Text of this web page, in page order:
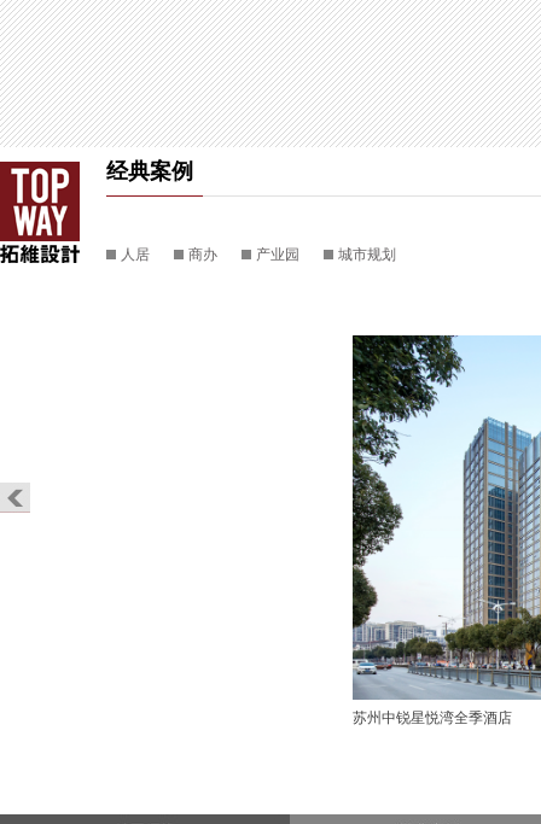
苏州中锐星悦湾全季酒店
经典案例
人居 商办 产业园 城市规划